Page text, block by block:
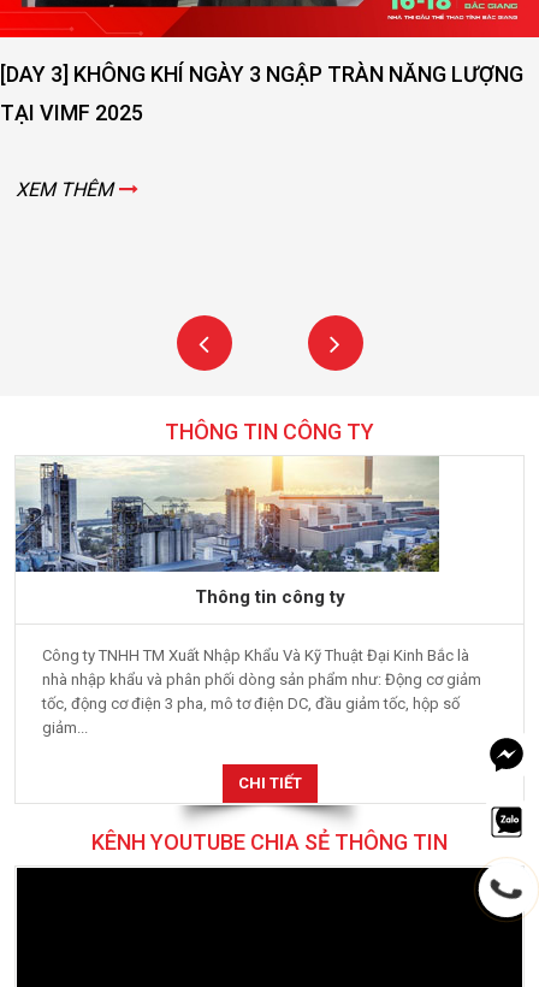
[DAY 2] SỨC NÓNG NGÀY THỨ 2 VẪN ĐANG LAN TOẢ -
VIMF 2025 – BẮC GIANG!
XEM THÊM
THÔNG TIN CÔNG TY
Thông tin công ty
Công ty TNHH TM Xuất Nhập Khẩu Và Kỹ Thuật Đại Kinh Bắc là
nhà nhập khẩu và phân phối dòng sản phẩm như: Động cơ giảm
tốc, động cơ điện 3 pha, mô tơ điện DC, đầu giảm tốc, hộp số
giảm...
CHI TIẾT
KÊNH YOUTUBE CHIA SẺ THÔNG TIN